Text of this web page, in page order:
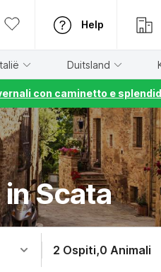
Help
Duitsland
con caminetto e
in Scata
2 Ospiti,0 Animali